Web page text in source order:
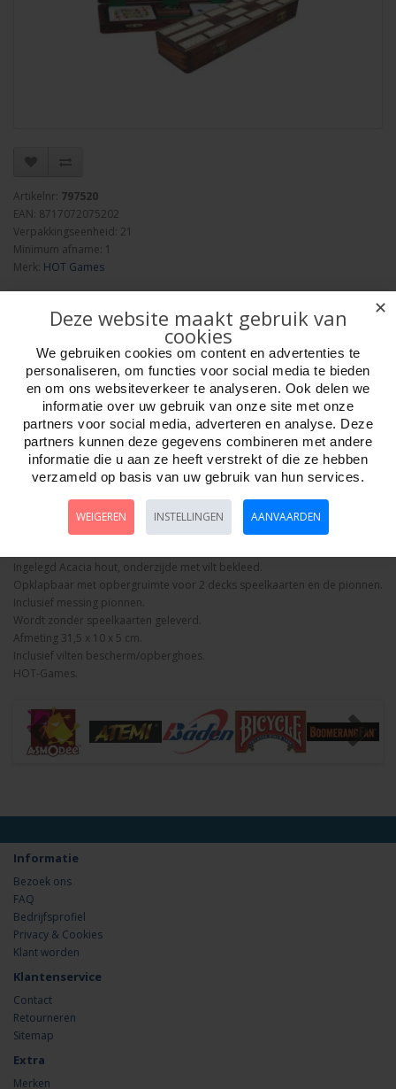
Artikelnr: 797520
EAN: 8717072075202
Verpakkingseenheid: 21
Minimum afname: 1
Merk: HOT Games
Aantal
Bestellen
Omschrijving Foto hoge resolutie Details
Ingelegd Acacia hout, onderzijde met vilt bekleed.
Opklapbaar met opbergruimte voor 2 decks speelkaarten en de pionnen.
Inclusief messing pionnen.
Wordt zonder speelkaarten geleverd.
Afmeting 31,5 x 10 x 5 cm.
Inclusief vilten bescherm/opberghoes.
HOT-Games.
Informatie
Bezoek ons
FAQ
Bedrijfsprofiel
Privacy & Cookies
Klant worden
Klantenservice
Contact
Retourneren
Sitemap
Extra
Merken
✕
Deze website maakt gebruik van
cookies
We gebruiken cookies om content en advertenties te
personaliseren, om functies voor social media te bieden
en om ons websiteverkeer te analyseren. Ook delen we
informatie over uw gebruik van onze site met onze
partners voor social media, adverteren en analyse. Deze
partners kunnen deze gegevens combineren met andere
informatie die u aan ze heeft verstrekt of die ze hebben
verzameld op basis van uw gebruik van hun services.
WEIGEREN INSTELLINGEN AANVAARDEN